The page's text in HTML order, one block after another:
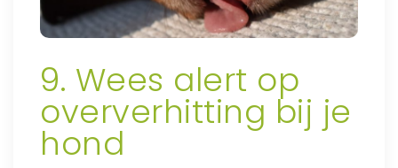
9. Wees alert op
oververhitting bij je
hond